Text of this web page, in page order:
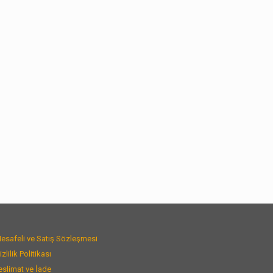
ve Satış Sözleşmesi
Politikası
ve İade